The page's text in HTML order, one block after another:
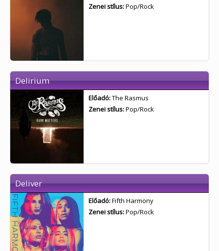
Zenei stílus:Pop/Rock
Delirium
Előadó:The Rasmus
Zenei stílus:Pop/Rock
Deliver
Előadó:Fifth Harmony
Zenei stílus:Pop/Rock